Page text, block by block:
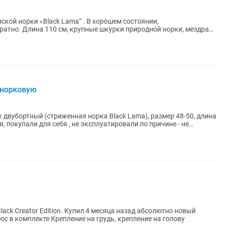
норки «Black Lama“ . В хорошем состоянии,
Длина 110 см, крупные шкурки природной норки, мездра
(стриженная норка Black Lama), размер 48-50, длина
покупали для себя , не эксплуатировали по причине - не
Creator Edition. Купил 4 месяца назад абсолютно новый
в комплекте Крепление на грудь, крепление на голову